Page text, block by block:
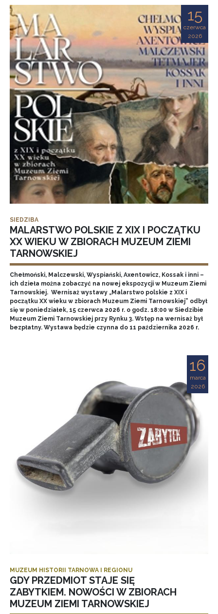
15
czerwca
2026
SIEDZIBA
MALARSTWO POLSKIE Z XIX I POCZĄTKU
XX WIEKU W ZBIORACH MUZEUM ZIEMI
TARNOWSKIEJ
Chełmoński, Malczewski, Wyspiański, Axentowicz, Kossak i inni –
ich dzieła można zobaczyć na nowej ekspozycji w Muzeum Ziemi
Tarnowskiej. Wernisaż wystawy „Malarstwo polskie z XIX i
początku XX wieku w zbiorach Muzeum Ziemi Tarnowskiej” odbył
się w poniedziałek, 15 czerwca 2026 r. o godz. 18:00 w Siedzibie
Muzeum Ziemi Tarnowskiej przy Rynku 3. Wstęp na wernisaż był
bezpłatny. Wystawa będzie czynna do 11 października 2026 r.
16
marca
2026
MUZEUM HISTORII TARNOWA I REGIONU
GDY PRZEDMIOT STAJE SIĘ
ZABYTKIEM. NOWOŚCI W ZBIORACH
MUZEUM ZIEMI TARNOWSKIEJ